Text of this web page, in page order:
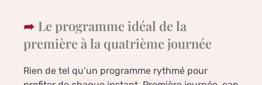
Le programme idéal de la
première à la quatrième journée
Rien de tel qu’un programme rythmé pour